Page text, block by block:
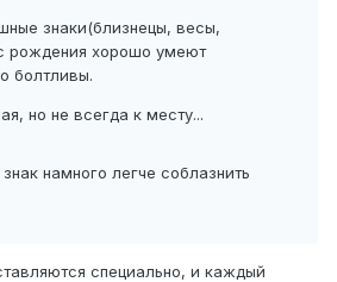
знаки(близнецы, весы,
рождения хорошо умеют
болтливы.
но не всегда к месту...
намного легче соблазнить
специально, и каждый